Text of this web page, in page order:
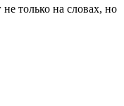
только на словах, но